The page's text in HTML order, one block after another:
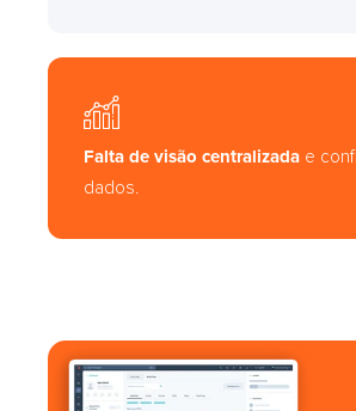
Falta de visão centralizada e
dados.